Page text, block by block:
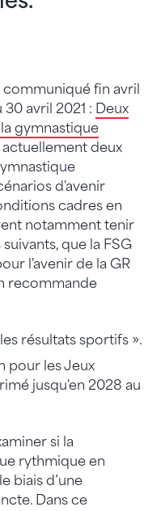
fin avril
avril 2021 : Deux
gymnastique
actuellement deux
d'avenir
cadres en
notamment tenir
que la FSG
l'avenir de la GR
recommande
résultats sportifs ».
pour les Jeux
jusqu'en 2028 au
si la
rythmique en
biais d’une
Dans ce